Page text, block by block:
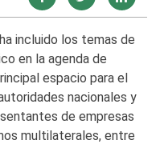
incluido los temas de
en la agenda de
espacio para el
nacionales y
de empresas
multilaterales, entre